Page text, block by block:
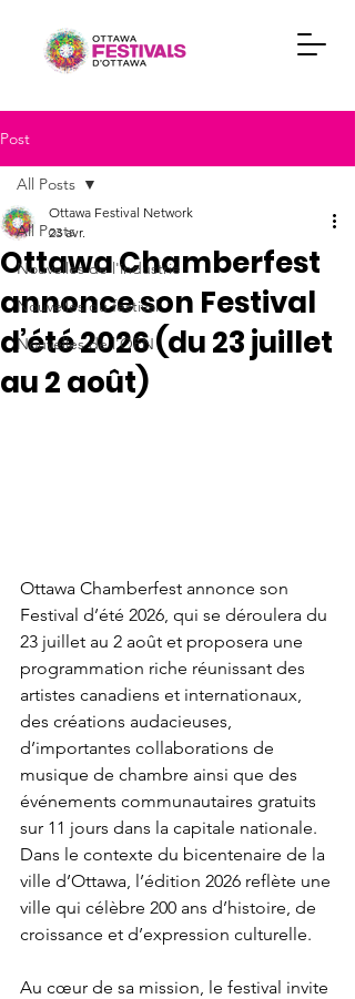
Post
All Posts
Nouvelles de l'industrie
Nouvelles du festival
Nouvelles de l'OFN
All Posts
Ottawa Chamberfest
annonce son Festival
d’été 2026 (du 23 juillet
au 2 août)
Ottawa Festival Network
23 avr.
Ottawa Chamberfest annonce son
Festival d’été 2026, qui se déroulera du
23 juillet au 2 août et proposera une
programmation riche réunissant des
artistes canadiens et internationaux,
des créations audacieuses,
d’importantes collaborations de
musique de chambre ainsi que des
événements communautaires gratuits
sur 11 jours dans la capitale nationale.
Dans le contexte du bicentenaire de la
ville d’Ottawa, l’édition 2026 reflète une
ville qui célèbre 200 ans d’histoire, de
croissance et d’expression culturelle.
Au cœur de sa mission, le festival invite